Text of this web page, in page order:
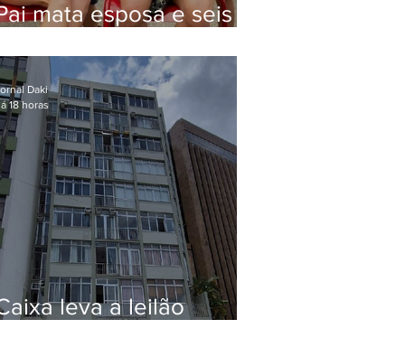
mata esposa e seis
leva a leilão
Daki
18 horas